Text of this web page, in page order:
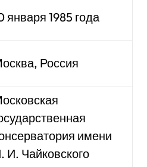
января 1985 года
Россия
имени
И. Чайковского